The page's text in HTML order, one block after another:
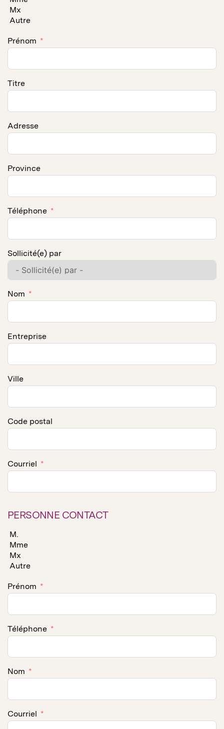
Mx
Autre
Prénom
Titre
Adresse
Province
Téléphone
Sollicité(e) par
Nom
Entreprise
Ville
Code postal
Courriel
PERSONNE CONTACT
M.
Mme
Mx
Autre
Prénom
Téléphone
Nom
Courriel